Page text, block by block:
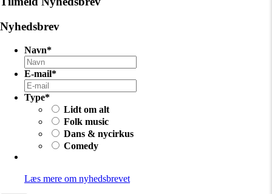
Nyhedsbrev
Navn*
E-mail*
Type*
Lidt om alt
Folk music
Dans & nycirkus
Comedy
Læs mere om nyhedsbrevet